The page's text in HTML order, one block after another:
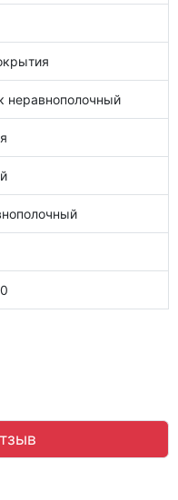
неравнополочный